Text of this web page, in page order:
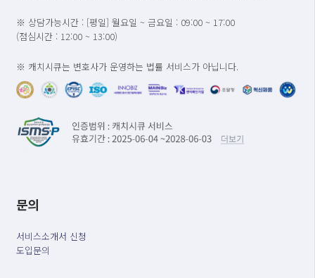
※ 상담가능시간 : [평일] 월요일 ~ 금요일 : 09:00 ~ 17:00
(점심시간 : 12:00 ~ 13:00)
※ 캐치시큐는 변호사가 운영하는 법률 서비스가 아닙니다.
문의
서비스소개서 신청
도입문의